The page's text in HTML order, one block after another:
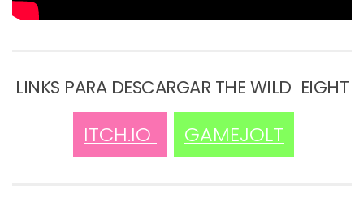
LINKS PARA DESCARGAR THE WILD EIGHT
ITCH.IO GAMEJOLT